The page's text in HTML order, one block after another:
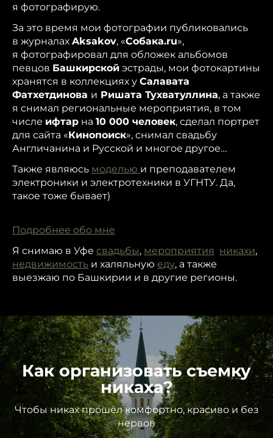
я фотографирую.
За это время мои фотографии публиковались
в журналах Aksakov, «Собака.ru»,
я фотографировал для обложек альбомов
певцов Башкирской эстрады, мои фотокартины
хранятся в коллекциях у Салавата
Фатхетдинова и Ришата Тухватуллина, а также
я снимал региональные мероприятия, в том
числе ифтар на 10 000 человек, сделал портрет
для сайта «Кинопоиск», снимал свадьбу
Англичанина и Русской и многое другое…
Также являюсь моделью и преподавателем
электроники и электротехники в УГНТУ. Да,
такое тоже бывает)
Подробнее обо мне
Я снимаю в Уфе свадьбы, мероприятия никахи,
недвижимость и халяльную еду, а также
выезжаю по Башкирии и в другие регионы.
Как организовать съемку
никаха?
Чтобы никах прошёл комфортно, красиво и без
нервов